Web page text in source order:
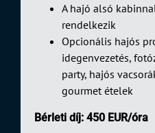
A hajó alsó
rendelkezik
Opcionális hajós
idegenvezetés,
party, hajós
gourmet ételek
Bérleti díj: 450 EUR/óra